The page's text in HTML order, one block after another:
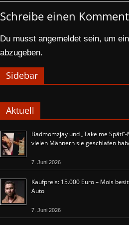
Schreibe einen
Du musst angemeldet sein, um
abzugeben.
Sidebar
Aktuell
Badmomzjay und „Take me
vielen Männern sie geschlafen
7. Juni 2026
Kaufpreis: 15.000 Euro – Mois
Auto
7. Juni 2026